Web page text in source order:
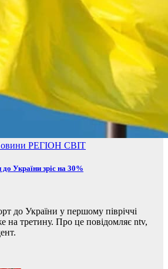
РЕГІОН СВІТ
України зріс на 30%
до України у першому півріччі
на третину. Про це повідомляє ntv,